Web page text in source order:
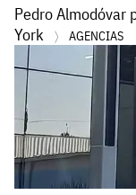
Pedro Almodóvar
York
AGENCIAS